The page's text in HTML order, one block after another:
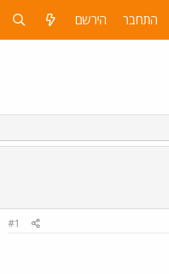
התחבר הירשם
#1